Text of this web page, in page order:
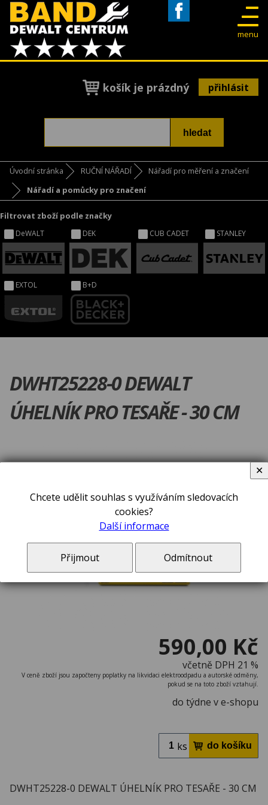
menu
košík je prázdný přihlásit
Úvodní stránka RUČNÍ NÁŘADÍ
Nářadí pro měření a značení
Nářadí a pomůcky pro značení
Filtrovat zboží podle značky
DeWALT DEK CUB CADET STANLEY
EXTOL B+D
DWHT25228-0 DEWALT
ÚHELNÍK PRO TESAŘE - 30 CM
590,00 Kč
včetně DPH 21 %
V ceně zboží jsou započteny poplatky na likvidaci elektroodpadu a autorské odměny,
pokud se na toto zboží vztahují.
do týdne v e-shopu
ks
DWHT25228-0 DEWALT ÚHELNÍK PRO TESAŘE - 30 CM
Chcete udělit souhlas s využíváním sledovacích
cookies?
Další informace
Přijmout Odmítnout
✕